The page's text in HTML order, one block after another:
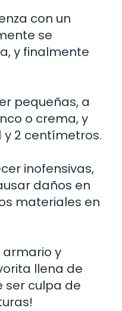
con un
se
y finalmente
pequeñas, a
o crema, y
y 2 centímetros.
inofensivas,
daños en
materiales en
armario y
llena de
ser culpa de